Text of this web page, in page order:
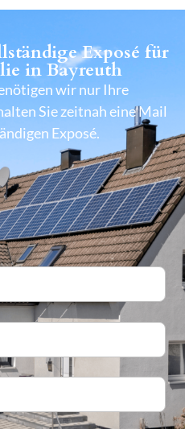
Exposé für
in Bayreuth
wir nur Ihre
Sie zeitnah eine Mail
Exposé.